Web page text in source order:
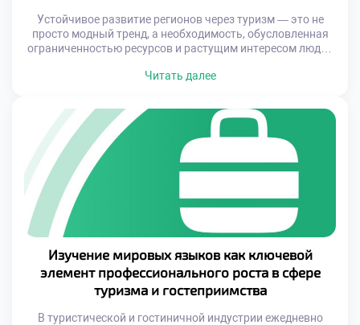
Устойчивое развитие регионов через туризм — это не
просто модный тренд, а необходимость, обусловленная
ограниченностью ресурсов и растущим интересом людей
туристическая деятельность может стать основой для
средних предприятий, улучшения инфраструктуры и
повышения качества жизни местных жителей. При этом
важно не просто привлекать туристов, […]
Читать далее
Изучение мировых языков как ключевой
элемент профессионального роста в сфере
туризма и гостеприимства
В туристической и гостиничной индустрии ежедневно